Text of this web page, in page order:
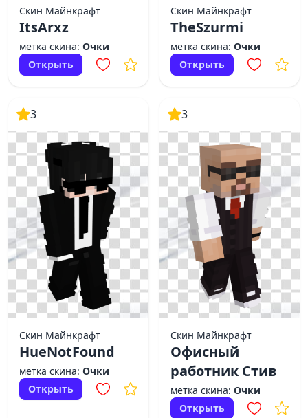
Скин Майнкрафт
ItsArxz
метка скина: Очки
Открыть
Скин Майнкрафт
TheSzurmi
метка скина: Очки
Открыть
3
Скин Майнкрафт
HueNotFound
метка скина: Очки
Открыть
3
Скин Майнкрафт
Офисный
работник Стив
метка скина: Очки
Открыть